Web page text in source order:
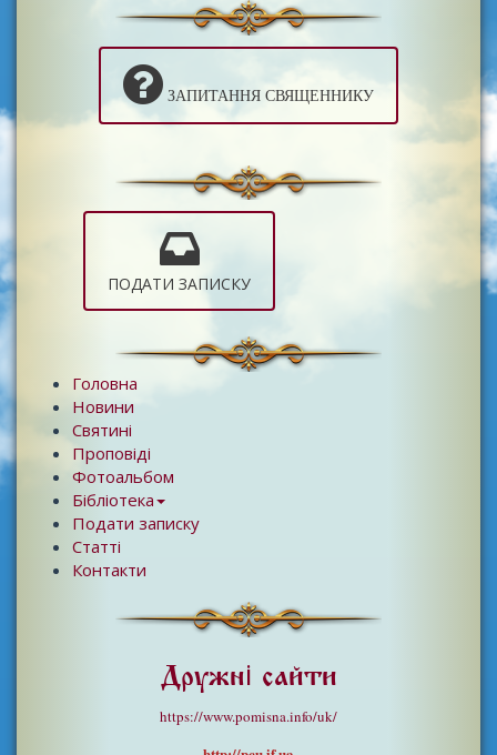
ЗАПИТАННЯ СВЯЩЕННИКУ
ПОДАТИ ЗАПИСКУ
Головна
Новини
Святині
Проповіді
Фотоальбом
Бібліотека
Подати записку
Статті
Контакти
Дружні сайти
https://www.pomisna.info/uk/